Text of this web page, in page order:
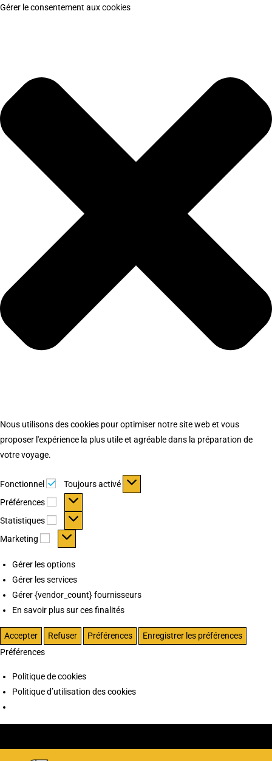
Gérer le consentement aux cookies
Nous utilisons des cookies pour optimiser notre site web et vous
proposer l'expérience la plus utile et agréable dans la préparation de
votre voyage.
Fonctionnel Fonctionnel
Toujours activé
Préférences
Préférences
Statistiques Statistiques
Marketing Marketing
Gérer les options
Gérer les services
Gérer {vendor_count} fournisseurs
En savoir plus sur ces finalités
Accepter Refuser Préférences
Enregistrer les préférences
Préférences
Politique de cookies
Politique d’utilisation des cookies